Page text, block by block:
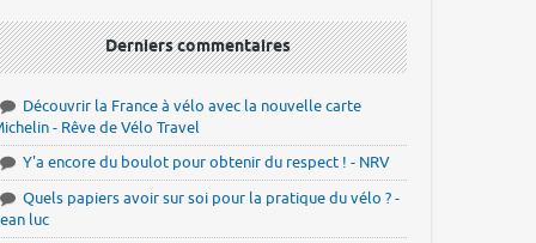
Derniers commentaires
Découvrir la France à vélo avec la nouvelle carte
- Rêve de Vélo Travel
Y'a encore du boulot pour obtenir du respect ! - NRV
Quels papiers avoir sur soi pour la pratique du vélo ? -
luc